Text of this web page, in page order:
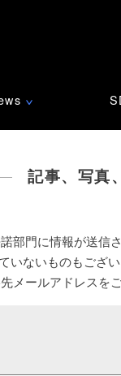
∨
記事、写真
部門に情報が送信
いないものもござ
メールアドレスを